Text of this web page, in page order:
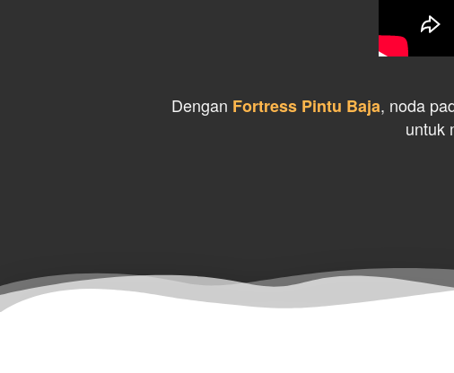
Dengan Fortress Pintu Baja, noda
untuk